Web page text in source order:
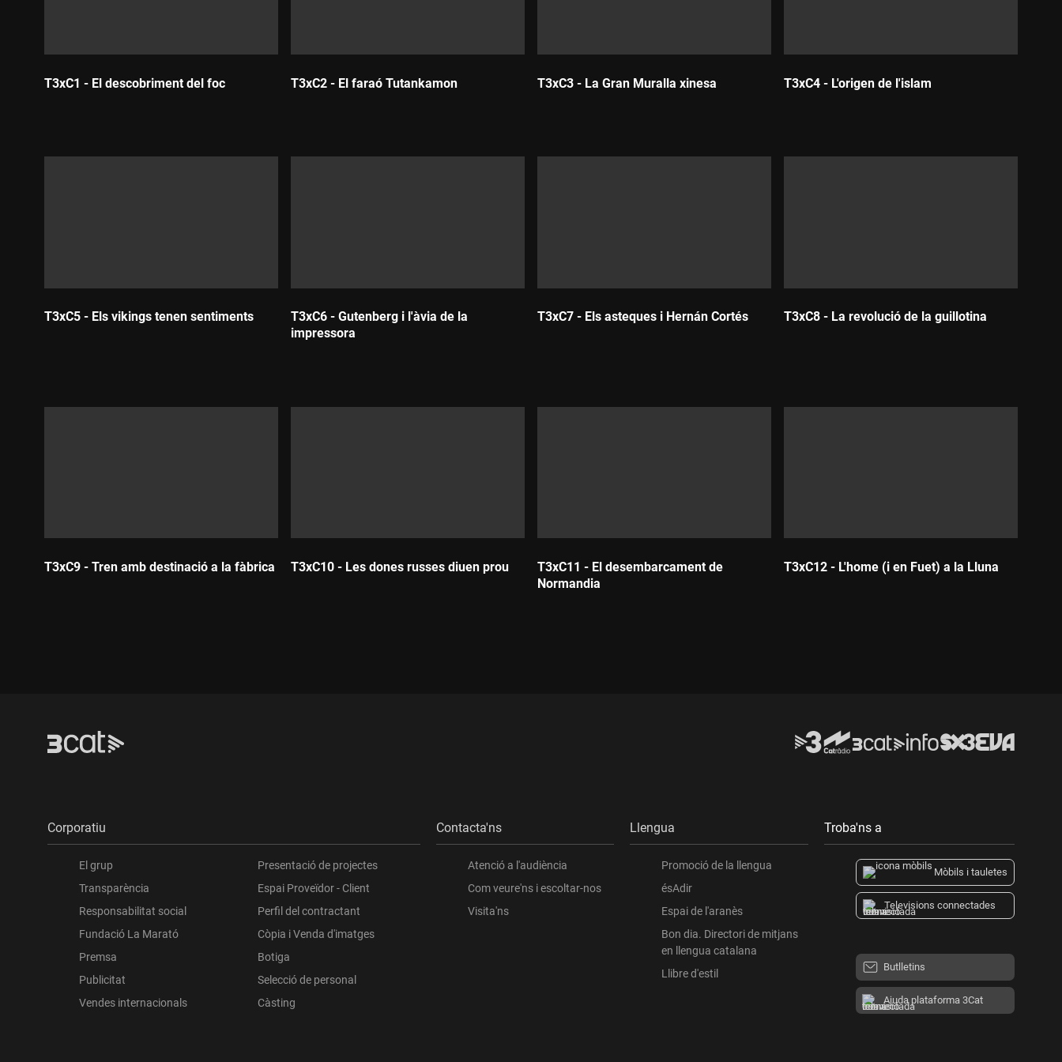
T3xC1 - El descobriment del foc T3xC2 - El faraó Tutankamon T3xC3 - La Gran Muralla xinesa T3xC4 - L'origen de l'islam
T3xC5 - Els vikings tenen sentiments
T3xC6 - Gutenberg i l'àvia de la
impressora
T3xC7 - Els asteques i Hernán Cortés T3xC8 - La revolució de la guillotina
T3xC9 - Tren amb destinació a la fàbrica T3xC10 - Les dones russes diuen prou
T3xC11 - El desembarcament de
Normandia
T3xC12 - L'home (i en Fuet) a la Lluna
Corporatiu
El grup
Transparència
Responsabilitat social
Fundació La Marató
Premsa
Publicitat
Vendes internacionals
Presentació de projectes
Espai Proveïdor - Client
Perfil del contractant
Còpia i Venda d'imatges
Botiga
Selecció de personal
Càsting
Contacta'ns
Atenció a l'audiència
Com veure'ns i escoltar-nos
Visita'ns
Llengua
Promoció de la llengua
ésAdir
Espai de l'aranès
Bon dia. Directori de mitjans
en llengua catalana
Llibre d'estil
Troba'ns a
Mòbils i tauletes
Televisions connectades
Butlletins
Ajuda plataforma 3Cat